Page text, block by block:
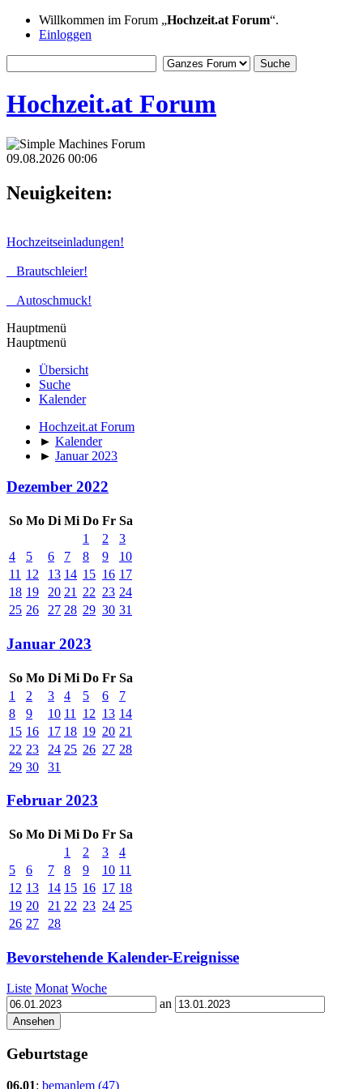
Willkommen im Forum „Hochzeit.at Forum“.
Einloggen
Hochzeit.at Forum
09.08.2026 00:06
Neuigkeiten:
Hochzeitseinladungen!
Brautschleier!
Autoschmuck!
Hauptmenü
Hauptmenü
Übersicht
Suche
Kalender
Hochzeit.at Forum
► Kalender
► Januar 2023
Dezember 2022
So Mo Di Mi Do Fr Sa
1
2
3
4
5 6 7 8 9
10
11 12 13 14 15 16 17
18 19 20 21 22 23 24
25 26 27 28 29 30 31
Januar 2023
So Mo Di Mi Do Fr Sa
1
2 3 4 5 6
7
8
9 10 11 12 13 14
15 16 17 18 19 20 21
22 23 24 25 26 27 28
29 30 31
Februar 2023
So Mo Di Mi Do Fr Sa
1
2 3
4
5
6 7 8 9 10 11
12 13 14 15 16 17 18
19 20 21 22 23 24 25
26 27 28
Bevorstehende Kalender-Ereignisse
Liste Monat Woche
an
Geburtstage
06.01: bemanlem (47)